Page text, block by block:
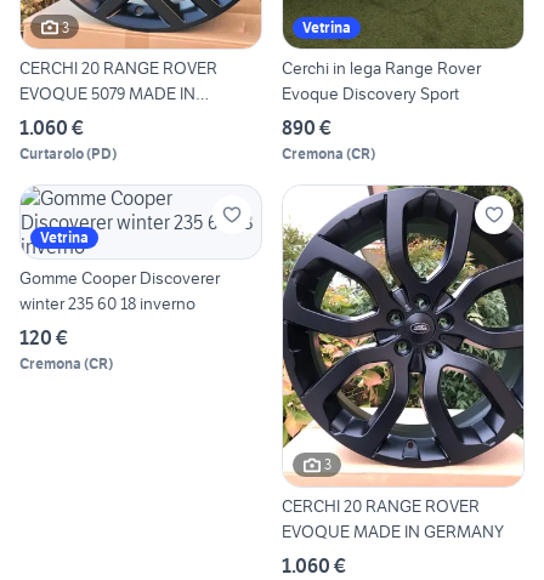
3
CERCHI 20 RANGE ROVER
EVOQUE 5079 MADE IN
GERMANY
1.060 €
Curtarolo(PD)
Vetrina
Cerchi in lega Range Rover
Evoque Discovery Sport
890 €
Cremona (CR)
Vetrina
Gomme Cooper Discoverer
winter 235 60 18 inverno
120 €
Cremona (CR)
3
CERCHI 20 RANGE ROVER
EVOQUE MADE IN GERMANY
1.060 €